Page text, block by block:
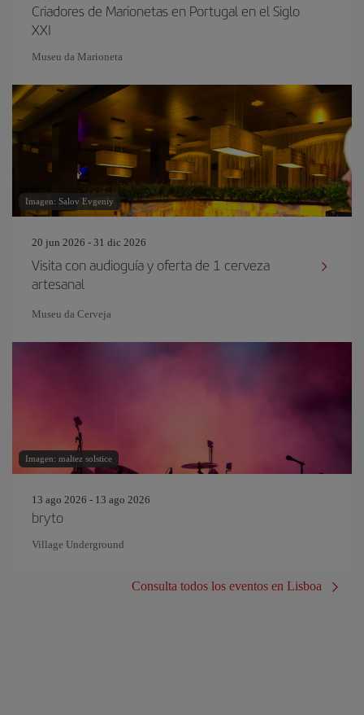
Criadores de Marionetas en Portugal en el Siglo
XXI
Museu da Marioneta
Imagen: Salov Evgeniy
20 jun 2026 - 31 dic 2026
Visita con audioguía y oferta de 1 cerveza
artesanal
Museu da Cerveja
Imagen: maltez solstice
13 ago 2026 - 13 ago 2026
bryto
Village Underground
Consulta todos los eventos en Lisboa